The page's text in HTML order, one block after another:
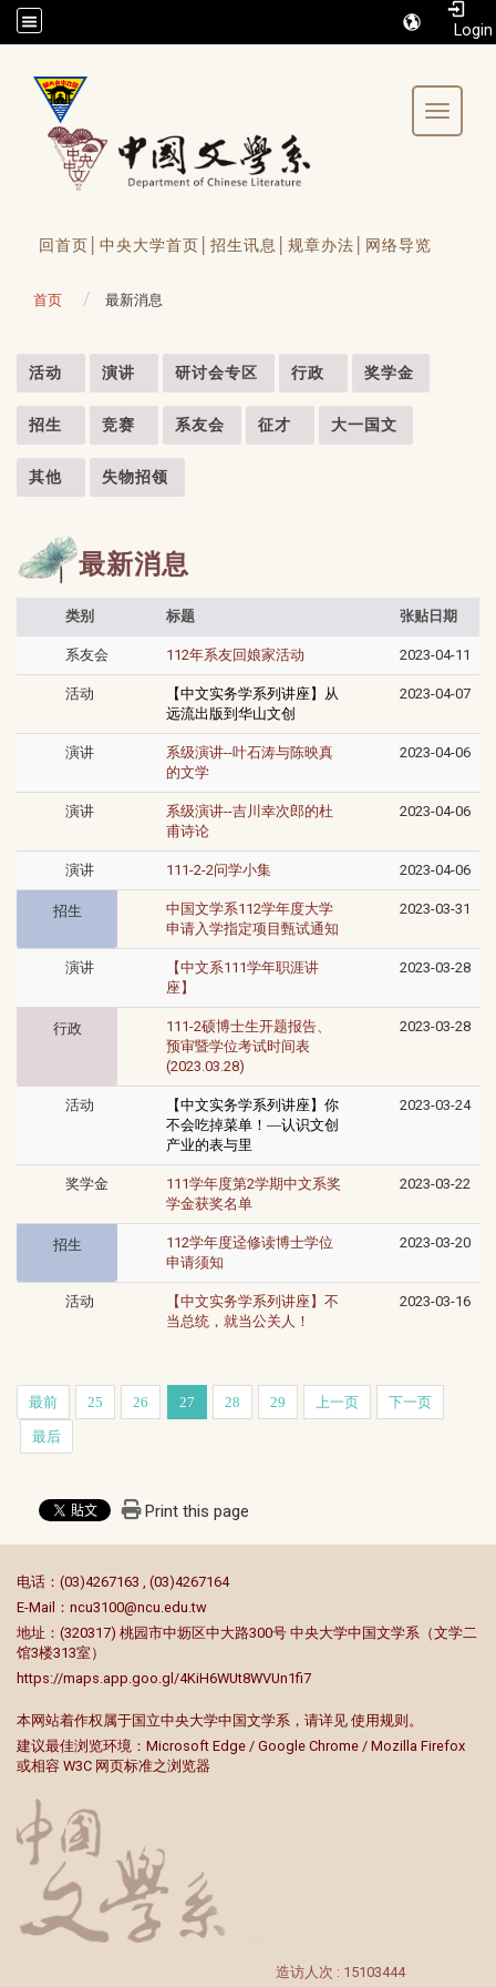
/accesskey"" title="Toolbar">:::
Toggle
回首页│ 中央大学首页│ 招生讯息│ 规章办法│ 网络导览
首页 最新消息
活动 演讲 研讨会专区 行政 奖学金
招生 竞赛 系友会 征才 大一国文
其他 失物招领
最新消息
类别 标题 张贴日期
系友会 112年系友回娘家活动 2023-04-11
活动
【中文实务学系列讲座】从
远流出版到华山文创
2023-04-07
演讲
系级演讲--叶石涛与陈映真
的文学
2023-04-06
演讲
系级演讲--吉川幸次郎的杜
甫诗论
2023-04-06
演讲 111-2-2问学小集 2023-04-06
招生
中国文学系112学年度大学
申请入学指定项目甄试通知
2023-03-31
演讲
【中文系111学年职涯讲
座】
2023-03-28
行政
111-2硕博士生开题报告、
预审暨学位考试时间表
(2023.03.28)
2023-03-28
活动 【中文实务学系列讲座】 你
不会吃掉菜单！—认识文创
产业的表与里
2023-03-24
奖学金
111学年度第2学期中文系奖
学金获奖名单
2023-03-22
招生
112学年度迳修读博士学位
申请须知
2023-03-20
活动
【中文实务学系列讲座】不
当总统，就当公关人！
2023-03-16
最前 25 26 27 28 29 上一页 下一页
最后
Print this page
电话：(03)4267163 , (03)4267164
E-Mail： ncu3100@ncu.edu.tw
地址：(320317) 桃园市中坜区中大路300号 中央大学中国文学系（文学二
馆3楼313室）
https://maps.app.goo.gl/4KiH6WUt8WVUn1fi7
本网站着作权属于国立中央大学中国文学系，请详见 使用规则 。
建议最佳浏览环境：Microsoft Edge / Google Chrome / Mozilla Firefox
或相容 W3C 网页标准之浏览器
造访人次 : 15103444